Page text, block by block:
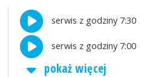
serwis z godziny 7:30
serwis z godziny 7:00
pokaż więcej